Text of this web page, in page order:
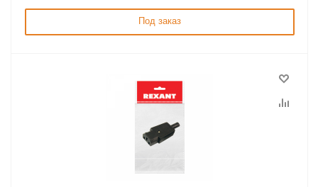
Под заказ